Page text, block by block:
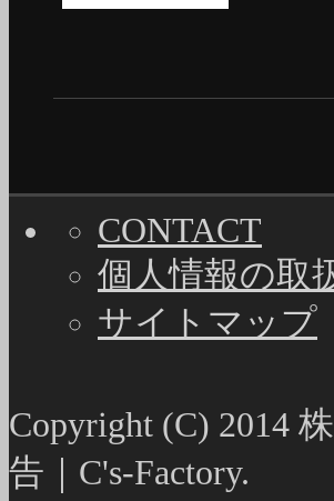
CONTACT
個人情報の取
サイトマップ
Copyright (C) 2014
告｜C's-Factory.